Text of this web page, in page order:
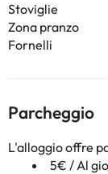
Stoviglie
Zona pranzo
Fornelli
Parcheggio
L'alloggio offre
5€ / Al